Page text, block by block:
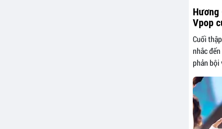
Hương
Vpop
Cuối
nhắc
phản bội